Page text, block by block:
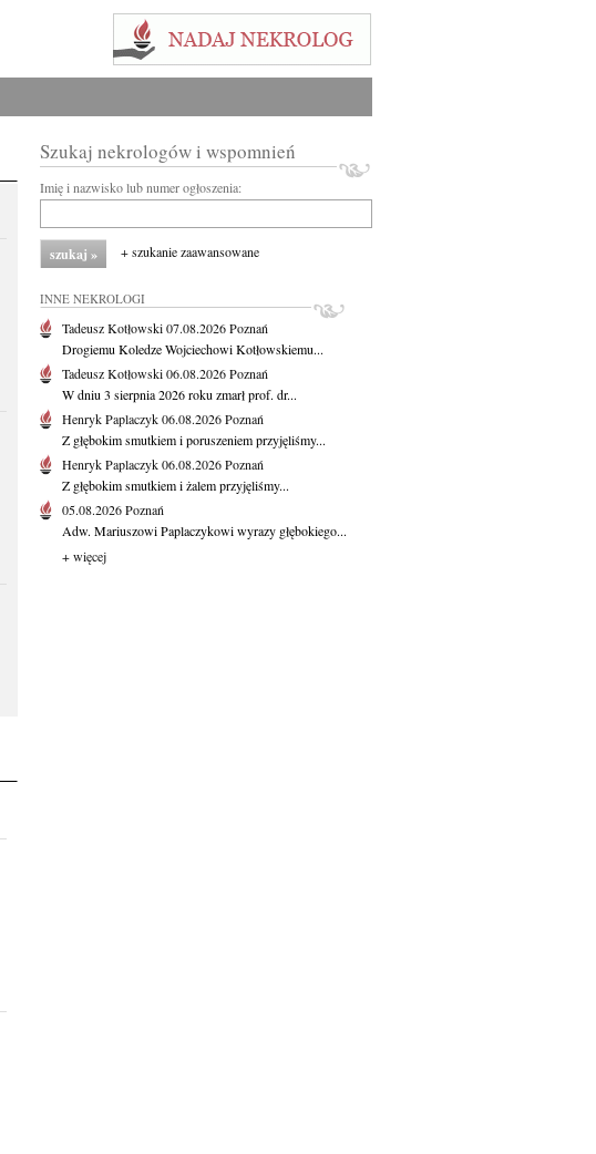
Szukaj nekrologów i wspomnień
Imię i nazwisko lub numer ogłoszenia:
+ szukanie zaawansowane
INNE NEKROLOGI
Tadeusz Kotłowski07.08.2026Poznań
Drogiemu Koledze Wojciechowi Kotłowskiemu...
Tadeusz Kotłowski06.08.2026Poznań
W dniu 3 sierpnia 2026 roku zmarł prof. dr...
Henryk Paplaczyk06.08.2026Poznań
Z głębokim smutkiem i poruszeniem przyjęliśmy...
Henryk Paplaczyk06.08.2026Poznań
Z głębokim smutkiem i żalem przyjęliśmy...
05.08.2026Poznań
Adw. Mariuszowi Paplaczykowi wyrazy głębokiego...
+ więcej